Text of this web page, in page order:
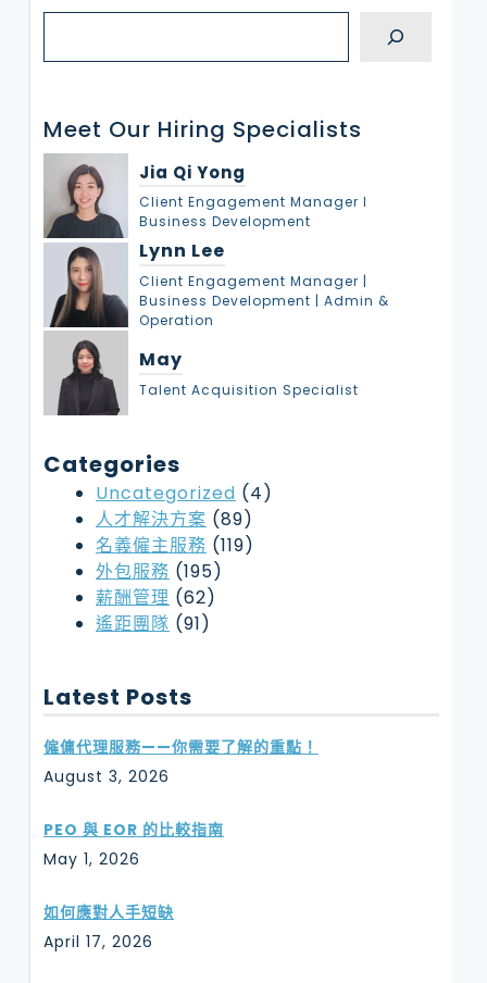
c
h
Meet Our Hiring Specialists
Jia Qi Yong
Client Engagement Manager l
Business Development
Lynn Lee
Client Engagement Manager |
Business Development | Admin &
Operation
May
Talent Acquisition Specialist
Categories
Uncategorized (4)
人才解決方案 (89)
名義僱主服務 (119)
外包服務 (195)
薪酬管理 (62)
遙距團隊 (91)
Latest Posts
僱傭代理服務——你需要了解的重點！
August 3, 2026
PEO 與 EOR 的比較指南
May 1, 2026
如何應對人手短缺
April 17, 2026